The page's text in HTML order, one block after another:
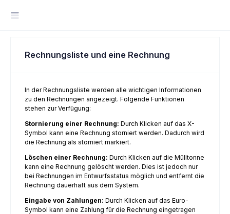
Rechnungsliste und eine Rechnung
In der Rechnungsliste werden alle wichtigen Informationen
zu den Rechnungen angezeigt. Folgende Funktionen
stehen zur Verfügung:
Stornierung einer Rechnung: Durch Klicken auf das X-
Symbol kann eine Rechnung storniert werden. Dadurch wird
die Rechnung als storniert markiert.
Löschen einer Rechnung: Durch Klicken auf die Mülltonne
kann eine Rechnung gelöscht werden. Dies ist jedoch nur
bei Rechnungen im Entwurfsstatus möglich und entfernt die
Rechnung dauerhaft aus dem System.
Eingabe von Zahlungen: Durch Klicken auf das Euro-
Symbol kann eine Zahlung für die Rechnung eingetragen